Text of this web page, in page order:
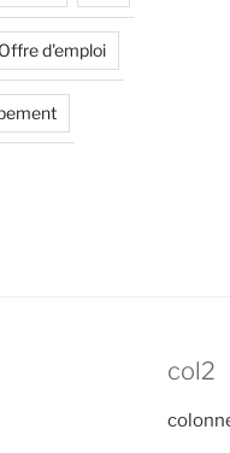
Offre d'emploi
col2